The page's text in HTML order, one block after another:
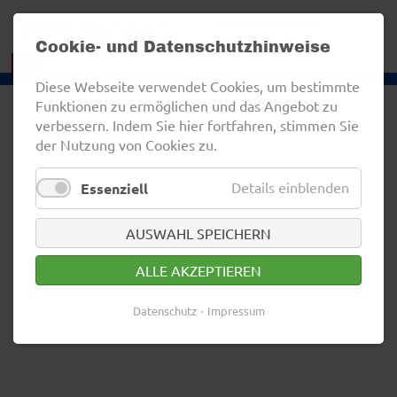
Cookie- und Datenschutzhinweise
Diese Webseite verwendet Cookies, um bestimmte
Funktionen zu ermöglichen und das Angebot zu
verbessern. Indem Sie hier fortfahren, stimmen Sie
der Nutzung von Cookies zu.
Essenziell Details einblenden
AUSWAHL SPEICHERN
ALLE AKZEPTIEREN
Datenschutz Impressum